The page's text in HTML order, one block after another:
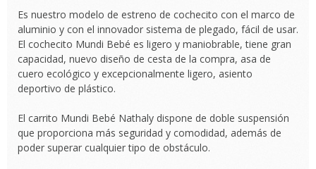
Es nuestro modelo de estreno de cochecito con el marco de
aluminio y con el innovador sistema de plegado, fácil de usar.
El cochecito Mundi Bebé es ligero y maniobrable, tiene gran
capacidad, nuevo diseño de cesta de la compra, asa de
cuero ecológico y excepcionalmente ligero, asiento
deportivo de plástico.
El carrito Mundi Bebé Nathaly dispone de doble suspensión
que proporciona más seguridad y comodidad, además de
poder superar cualquier tipo de obstáculo.